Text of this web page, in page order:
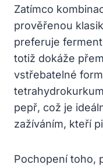
Zatímco
prověřenou
preferuje
totiž dokáže
vstřebatelné
pepř, což je
zažíváním, kteří
Pochopení toho,